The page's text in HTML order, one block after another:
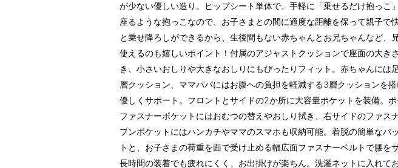
が少ない優しい造り。ヒップシート単体で、手軽に「乗せるだけ抱っこ
座るような抱っこなので、お子さまとの間に適度な距離を保って親子で
と乗せ降ろしができるから、生後間もない赤ちゃんとお兄ちゃんなど、
使えるのも嬉しいポイント！付属のアジャストクッションで座面の大き
き、小さいおしりや大きなおしりにもぴったりフィット。赤ちゃんには
層クッション、ママパパにはお腹への負担を軽減する3層クッションを
優しくサポート。フロントとサイドの2か所に大容量ポケットを装備。
ファスナーポケットにはおむつの替えやおしり拭き、右サイドのファス
プンポケットにはハンカチやママのスマホも収納可能。着脱の簡単なバ
トと、お子さまの荷重を面で受け止める幅広面ファスナーベルトで腰をサ
長時間の装着でも疲れにくく、お出掛けが楽ちん。洗濯ネットに入れて